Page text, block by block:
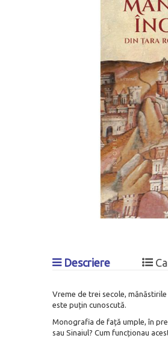
Descriere
Vreme de trei secole,
este puțin cunoscută.
Monografia de față umple, în
sau Sinaiul? Cum funcționau